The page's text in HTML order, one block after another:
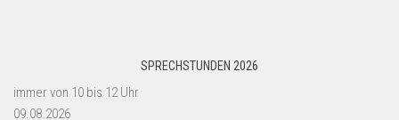
SPRECHSTUNDEN 2026
immer von 10 bis 12 Uhr
09.08.2026